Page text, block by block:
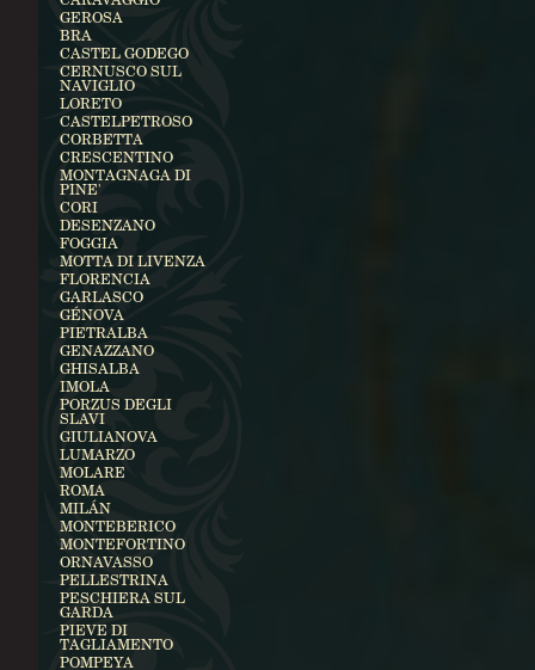
GEROSA
BRA
CASTEL GODEGO
CERNUSCO SUL
NAVIGLIO
LORETO
CASTELPETROSO
CORBETTA
CRESCENTINO
MONTAGNAGA DI
PINE'
CORI
DESENZANO
FOGGIA
MOTTA DI LIVENZA
FLORENCIA
GARLASCO
GÉNOVA
PIETRALBA
GENAZZANO
GHISALBA
IMOLA
PORZUS DEGLI
SLAVI
GIULIANOVA
LUMARZO
MOLARE
ROMA
MILÁN
MONTEBERICO
MONTEFORTINO
ORNAVASSO
PELLESTRINA
PESCHIERA SUL
GARDA
PIEVE DI
TAGLIAMENTO
POMPEYA